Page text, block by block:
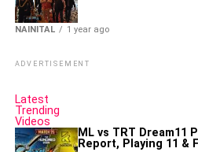
NAINITAL 1 year ago
ADVERTISEMENT
Latest
Trending
Videos
ML vs TRT Dream11
Report, Playing 11 &